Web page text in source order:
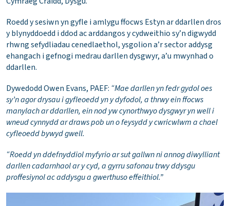
Roedd y sesiwn yn gyfle i amlygu ffocws Estyn ar ddarllen dros
y blynyddoedd i ddod ac arddangos y cydweithio sy’n digwydd
rhwng sefydliadau cenedlaethol, ysgolion a’r sector addysg
ehangach i gefnogi medrau darllen dysgwyr, a’u mwynhad o
ddarllen.
Dywedodd Owen Evans, PAEF: “Mae darllen yn fedr gydol oes
sy’n agor drysau i gyfleoedd yn y dyfodol, a thrwy ein ffocws
manylach ar ddarllen, ein nod yw cynorthwyo dysgwyr yn well i
wneud cynnydd ar draws pob un o feysydd y cwricwlwm a chael
cyfleoedd bywyd gwell.
“Roedd yn ddefnyddiol myfyrio ar sut gallwn ni annog diwylliant
darllen cadarnhaol ar y cyd, a gyrru safonau trwy ddysgu
proffesiynol ac addysgu a gwerthuso effeithiol.”